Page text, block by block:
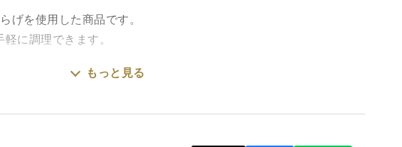
げを使用した商品です。
に調理できます。
炊き込みご飯、煮物、炒め物、餃子、焼売、 肉まん、たこ焼き、
もっと見る